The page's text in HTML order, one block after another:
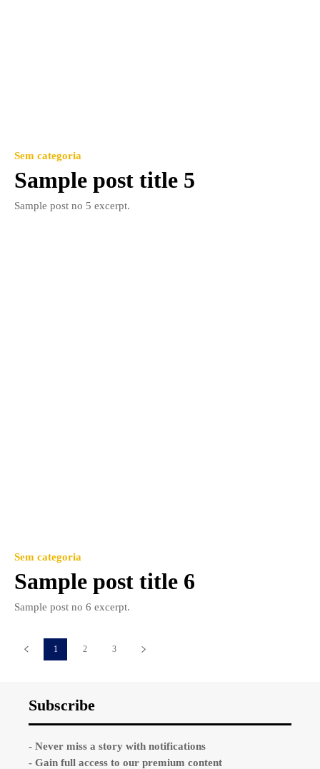
Sem categoria
Sample post title 5
Sample post no 5 excerpt.
Sem categoria
Sample post title 6
Sample post no 6 excerpt.
1 2 3
Subscribe
- Never miss a story with notifications
- Gain full access to our premium content